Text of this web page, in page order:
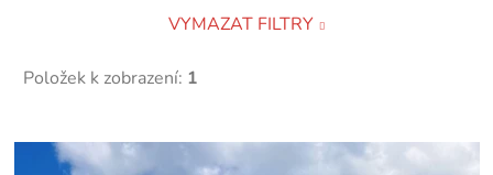
VYMAZAT FILTRY
Položek k zobrazení: 1
V